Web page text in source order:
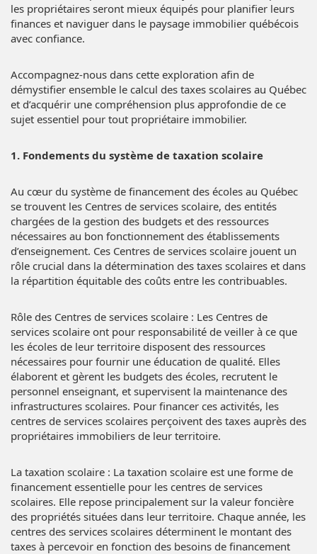
les propriétaires seront mieux équipés pour planifier leurs
finances et naviguer dans le paysage immobilier québécois
avec confiance.
Accompagnez-nous dans cette exploration afin de
démystifier ensemble le calcul des taxes scolaires au Québec
et d’acquérir une compréhension plus approfondie de ce
sujet essentiel pour tout propriétaire immobilier.
1. Fondements du système de taxation scolaire
Au cœur du système de financement des écoles au Québec
se trouvent les Centres de services scolaire, des entités
chargées de la gestion des budgets et des ressources
nécessaires au bon fonctionnement des établissements
d’enseignement. Ces Centres de services scolaire jouent un
rôle crucial dans la détermination des taxes scolaires et dans
la répartition équitable des coûts entre les contribuables.
Rôle des Centres de services scolaire : Les Centres de
services scolaire ont pour responsabilité de veiller à ce que
les écoles de leur territoire disposent des ressources
nécessaires pour fournir une éducation de qualité. Elles
élaborent et gèrent les budgets des écoles, recrutent le
personnel enseignant, et supervisent la maintenance des
infrastructures scolaires. Pour financer ces activités, les
centres de services scolaires perçoivent des taxes auprès des
propriétaires immobiliers de leur territoire.
La taxation scolaire : La taxation scolaire est une forme de
financement essentielle pour les centres de services
scolaires. Elle repose principalement sur la valeur foncière
des propriétés situées dans leur territoire. Chaque année, les
centres des services scolaires déterminent le montant des
taxes à percevoir en fonction des besoins de financement